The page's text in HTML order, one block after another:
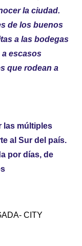
la ciudad.
de los buenos
a las bodegas
escasos
que rodean a
las múltiples
al Sur del país.
por días, de
CITY